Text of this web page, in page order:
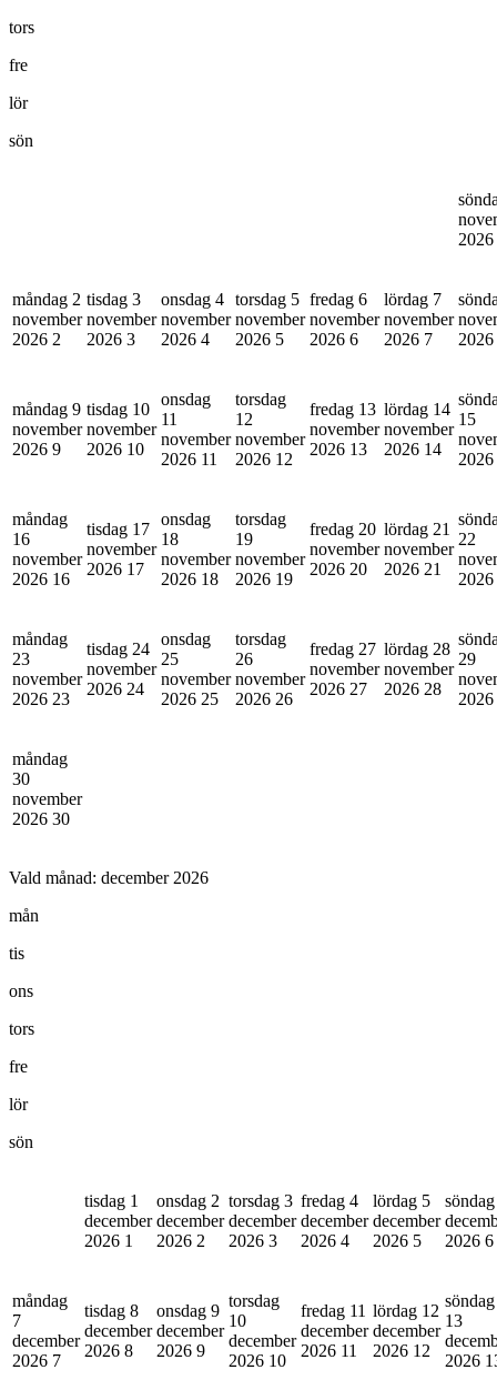
tors
fre
lör
sön
2026
måndag 2
november
2026 2
tisdag 3
november
2026 3
onsdag 4
november
2026 4
torsdag 5
november
2026 5
fredag 6
november
2026 6
lördag 7
november
2026 7
2026
måndag 9
november
2026 9
tisdag 10
november
2026 10
onsdag
11
november
2026 11
torsdag
12
november
2026 12
fredag 13
november
2026 13
lördag 14
november
2026 14
15
2026
måndag
16
november
2026 16
tisdag 17
november
2026 17
onsdag
18
november
2026 18
torsdag
19
november
2026 19
fredag 20
november
2026 20
lördag 21
november
2026 21
22
2026
måndag
23
november
2026 23
tisdag 24
november
2026 24
onsdag
25
november
2026 25
torsdag
26
november
2026 26
fredag 27
november
2026 27
lördag 28
november
2026 28
29
2026
måndag
30
november
2026 30
Vald månad: december 2026
mån
tis
ons
tors
fre
lör
sön
tisdag 1
december
2026 1
onsdag 2
december
2026 2
torsdag 3
december
2026 3
fredag 4
december
2026 4
lördag 5
december
2026 5
2026 6
måndag
7
december
2026 7
tisdag 8
december
2026 8
onsdag 9
december
2026 9
torsdag
10
december
2026 10
fredag 11
december
2026 11
lördag 12
december
2026 12
söndag
13
2026